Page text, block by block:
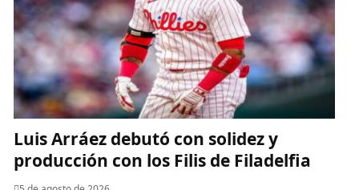
Luis Arráez debutó con solidez y
producción con los Filis de Filadelfia